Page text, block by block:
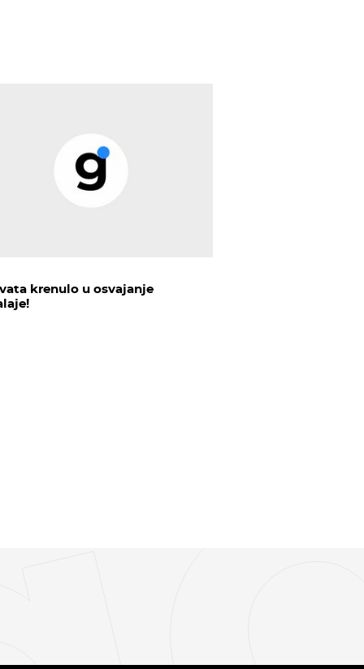
krenulo u osvajanje